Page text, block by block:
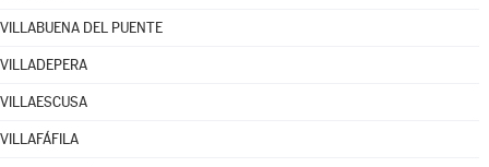
VILLABUENA DEL PUENTE
VILLADEPERA
VILLAESCUSA
VILLAFÁFILA